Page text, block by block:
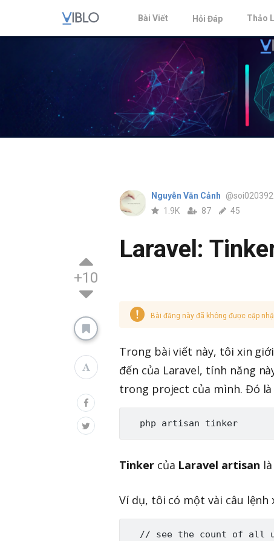
Bài Viết Hỏi Đáp Thảo
+10
Nguyễn Văn Cảnh @soi020392
1.9K 87 45
Laravel:
Bài đăng này đã không được cập
Trong bài viết này, tôi xin
đến của Laravel, tính năng
trong project của mình. Đó là
Tinkercủa Laravel artisan
Ví dụ, tôi có một vài câu lệnh
// see the count of all